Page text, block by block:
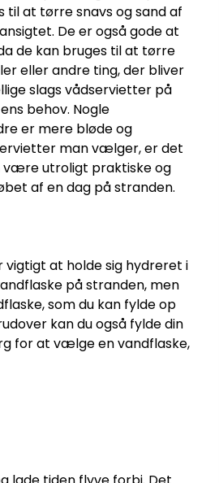
at tørre snavs og sand af
De er også gode at
de kan bruges til at tørre
eller andre ting, der bliver
slags vådservietter på
behov. Nogle
er mere bløde og
man vælger, er det
være utroligt praktiske og
af en dag på stranden.
vigtigt at holde sig hydreret i
på stranden, men
som du kan fylde op
kan du også fylde din
for at vælge en vandflaske,